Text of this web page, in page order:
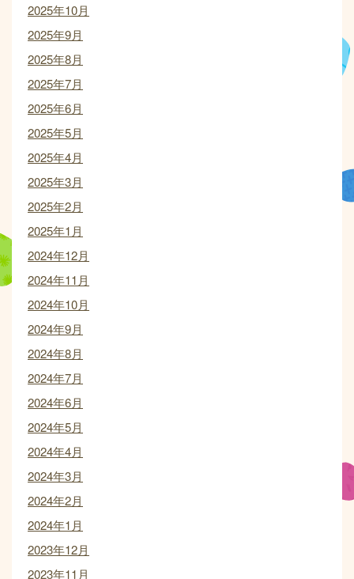
2025年10月
2025年9月
2025年8月
2025年7月
2025年6月
2025年5月
2025年4月
2025年3月
2025年2月
2025年1月
2024年12月
2024年11月
2024年10月
2024年9月
2024年8月
2024年7月
2024年6月
2024年5月
2024年4月
2024年3月
2024年2月
2024年1月
2023年12月
2023年11月